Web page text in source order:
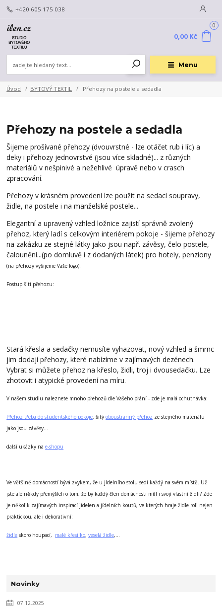
Menu
+420 605 175 038
0
0,00 Kč
Úvod BYTOVÝ TEXTIL Přehozy na postele a sedadla
Novinky
07.12.2025
Přehozy na postele a sedadla
Šijeme prošívané přehozy (dvouvrstné - lze otáčet rub i líc) a
deky i přehozy jednovrstvé (jsou více skladné)... z různých
materiálů v nešpinivé a nežehlivé úpravě nebo v crasch
zpracování.
Přehozy v krásném provedení lze použít na sedací soupravy,
židle, na postele i na manželské postele...
Elegantní a upravený vzhled ložnice zajistí správně zvolený
přehoz, který ladí s celkovým interiérem pokoje - šijeme přehozy
na zakázku ze stejné látky jako jsou např. závěsy, čelo postele,
čalounění...(po domluvě i z dodaných látek) pro hotely, penziony
(na přehozy vyšijeme Vaše logo).
Postup šití přehozu:
Stará křesla a sedačky nemusíte vyhazovat, nový vzhled a šmrnc
jim dodají přehozy, které nabízíme v zajímavých dezénech.
Vybrat si můžete přehoz na křeslo, židli, troj i dvousedačku. Lze
zhotovit i atypické provedení na míru.
V našem studiu naleznete mnoho přehozů dle Vašeho přání- zde je malá ochutnávka:
Přehoz třeba do studentského pokoje, šitýoboustranný přehoz ze stejného materiálu
jako jsou závěsy...
další ukázky nae-shopu
Ve většině domácností bývá zvykem, že u jídelního stolu sedí každý na svém místě. Už
jste ale někdy přemýšleli o tom, že by každý člen domácnosti měl i svojí vlastní židli? Zde
je několik zajímavých inspirací jídelen a jídelních koutů, ve kterých hraje židle roli nejen
praktickou, ale i dekorativní:
židle skoro houpací, malé křesílko,veselá židle,...